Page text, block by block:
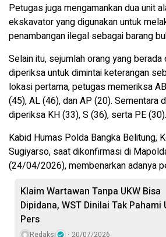
Petugas juga mengamankan dua unit
ekskavator yang digunakan untuk
penambangan ilegal sebagai barang
Selain itu, sejumlah orang yang
diperiksa untuk dimintai keterangan
lokasi pertama, petugas memeriksa
(45), AL (46), dan AP (20). Sementara
diperiksa KH (33), S (36), serta PE (30).
Kabid Humas Polda Bangka Belitung,
Sugiyarso, saat dikonfirmasi di
(24/04/2026), membenarkan adanya
Klaim Wartawan Tanpa UKW Bisa
Dipidana, WST Dinilai Tak Pahami
Pers
Redaksi 20/07/2026